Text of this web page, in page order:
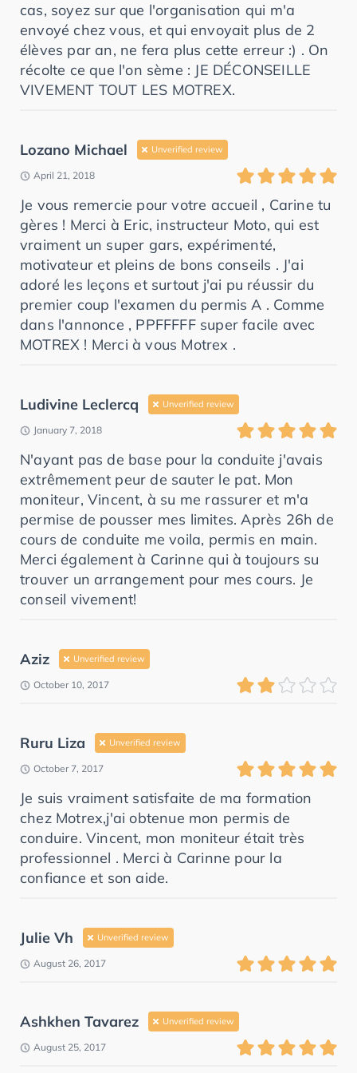
cas, soyez sur que l'organisation qui m'a
envoyé chez vous, et qui envoyait plus de 2
élèves par an, ne fera plus cette erreur :) . On
récolte ce que l'on sème : JE DÉCONSEILLE
VIVEMENT TOUT LES MOTREX.
Lozano Michael Unverified review
April 21, 2018
Je vous remercie pour votre accueil , Carine tu
gères ! Merci à Eric, instructeur Moto, qui est
vraiment un super gars, expérimenté,
motivateur et pleins de bons conseils . J'ai
adoré les leçons et surtout j'ai pu réussir du
premier coup l'examen du permis A . Comme
dans l'annonce , PPFFFFF super facile avec
MOTREX ! Merci à vous Motrex .
Ludivine Leclercq Unverified review
January 7, 2018
N'ayant pas de base pour la conduite j'avais
extrêmement peur de sauter le pat. Mon
moniteur, Vincent, à su me rassurer et m'a
permise de pousser mes limites. Après 26h de
cours de conduite me voila, permis en main.
Merci également à Carinne qui à toujours su
trouver un arrangement pour mes cours. Je
conseil vivement!
Aziz Unverified review
October 10, 2017
Ruru Liza Unverified review
October 7, 2017
Je suis vraiment satisfaite de ma formation
chez Motrex,j'ai obtenue mon permis de
conduire. Vincent, mon moniteur était très
professionnel . Merci à Carinne pour la
confiance et son aide.
Julie Vh Unverified review
August 26, 2017
Ashkhen Tavarez Unverified review
August 25, 2017